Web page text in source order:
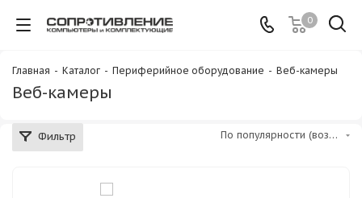
0
Главная - Каталог - Периферийное оборудование - Веб-камеры
Веб-камеры
Фильтр По популярности (возрастание)